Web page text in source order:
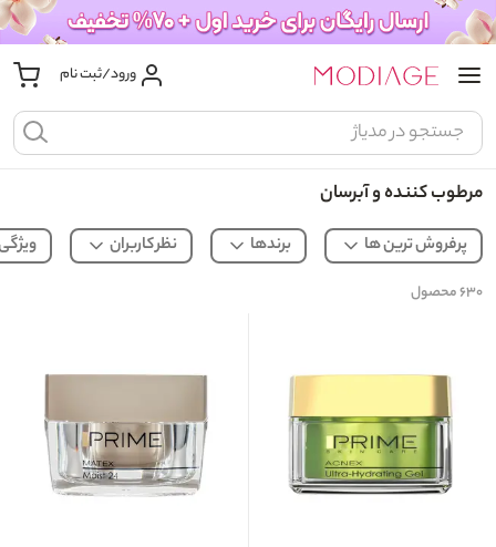
ورود/ثبت نام
مرطوب کننده و آبرسان
پرفروش ترین ها برندها نظر کاربران
۶۳۰محصول